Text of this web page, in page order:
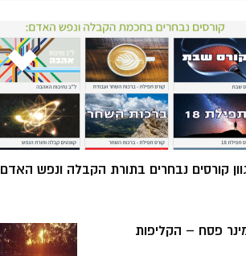
קורסים נבחרים בתורת הקבלה ונפש האדם
פסח – הקליפות